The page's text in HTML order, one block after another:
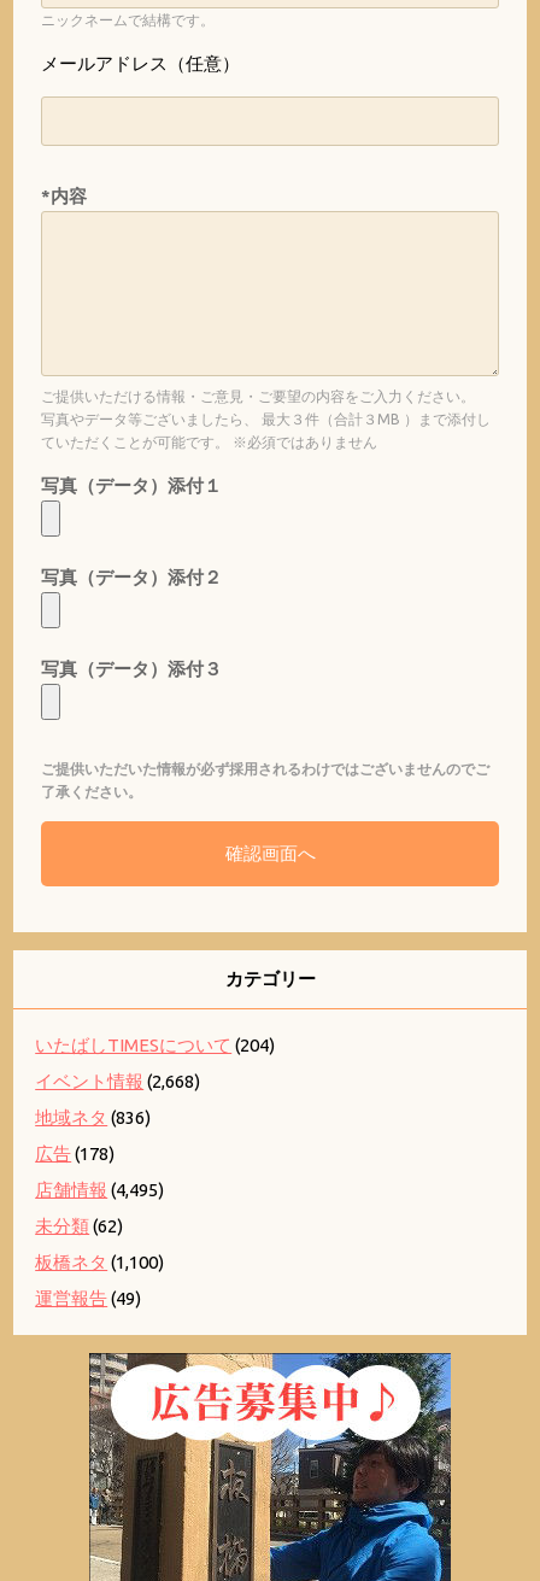
ニックネームで結構です。
メールアドレス（任意）
*内容
ご提供いただける情報・ご意見・ご要望の内容をご入力ください。
写真やデータ等ございましたら、 最大３件（合計３MB ）まで添付し
ていただくことが可能です。 ※必須ではありません
写真（データ）添付１
写真（データ）添付２
写真（データ）添付３
ご提供いただいた情報が必ず採用されるわけではございませんのでご
了承ください。
カテゴリー
いたばしTIMESについて (204)
イベント情報 (2,668)
地域ネタ (836)
広告(178)
店舗情報 (4,495)
未分類(62)
板橋ネタ (1,100)
運営報告(49)